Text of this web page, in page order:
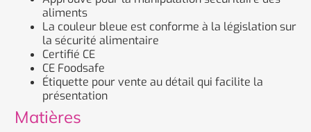
aliments
La couleur bleue est conforme à la législation sur
la sécurité alimentaire
Certifié CE
CE Foodsafe
Étiquette pour vente au détail qui facilite la
présentation
Matières